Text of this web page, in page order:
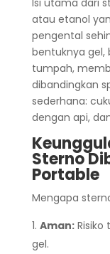
atau etanol
pengental
bentuknya gel,
tumpah,
dibandingkan
sederhana:
dengan api,
Sterno
Portable
Mengapa
Aman:Risiko
gel.